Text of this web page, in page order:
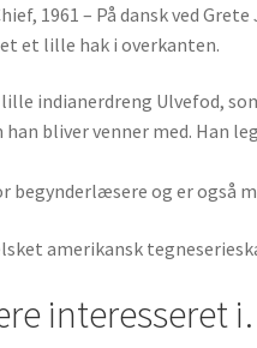
1961 – På dansk ved Grete
et lille hak i overkanten.
indianerdreng Ulvefod,
han bliver venner med. Han
og er også
amerikansk
interesseret